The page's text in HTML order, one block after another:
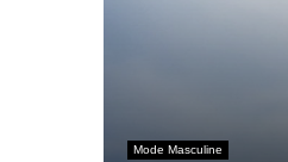
Mode Masculine